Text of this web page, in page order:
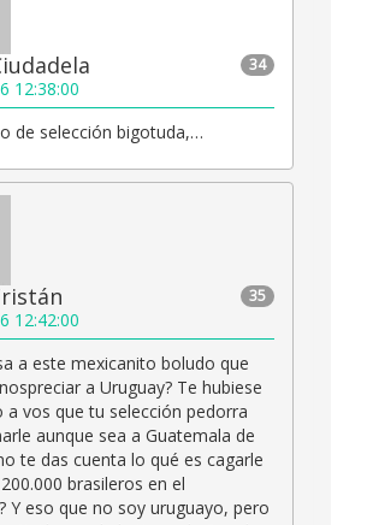
34
12:38:00
de selección bigotuda,…
35
12:42:00
a este mexicanito boludo que
a Uruguay? Te hubiese
a vos que tu selección pedorra
aunque sea a Guatemala de
te das cuenta lo qué es cagarle
brasileros en el
Y eso que no soy uruguayo, pero